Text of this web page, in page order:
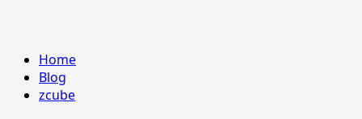
Home
Blog
zcube